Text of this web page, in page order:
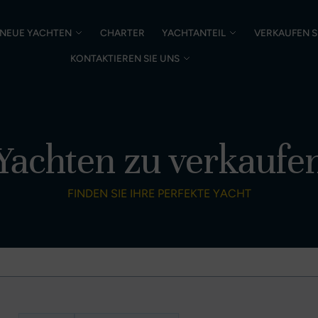
YACHTEN CHARTER YACHTANTEIL VERKAUFEN
KONTAKTIEREN SIE UNS
zu
FINDEN SIE IHRE PERFEKTE YACHT